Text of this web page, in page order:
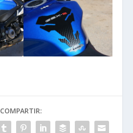
COMPARTIR: